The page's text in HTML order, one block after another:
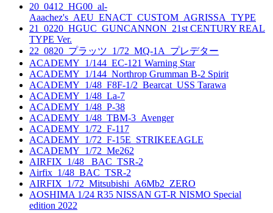
20_0412_HG00_al-
Aaachez's_AEU_ENACT_CUSTOM_AGRISSA_TYPE
21_0220_HGUC_GUNCANNON_21st CENTURY REAL
TYPE Ver.
22_0820_プラッツ_1/72_MQ-1A_プレデター
ACADEMY_1/144_EC-121 Warning Star
ACADEMY_1/144_Northrop Grumman B-2 Spirit
ACADEMY_1/48_F8F-1/2_Bearcat_USS Tarawa
ACADEMY_1/48_La-7
ACADEMY_1/48_P-38
ACADEMY_1/48_TBM-3_Avenger
ACADEMY_1/72_F-117
ACADEMY_1/72_F-15E_STRIKEEAGLE
ACADEMY_1/72_Me262
AIRFIX_1/48_ BAC_TSR-2
Airfix_1/48_BAC_TSR-2
AIRFIX_1/72_Mitsubishi_A6Mb2_ZERO
AOSHIMA 1/24 R35 NISSAN GT-R NISMO Special
edition 2022